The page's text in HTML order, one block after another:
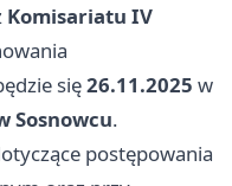
Komisariatu IV
się26.11.2025 w
Sosnowcu.
postępowania